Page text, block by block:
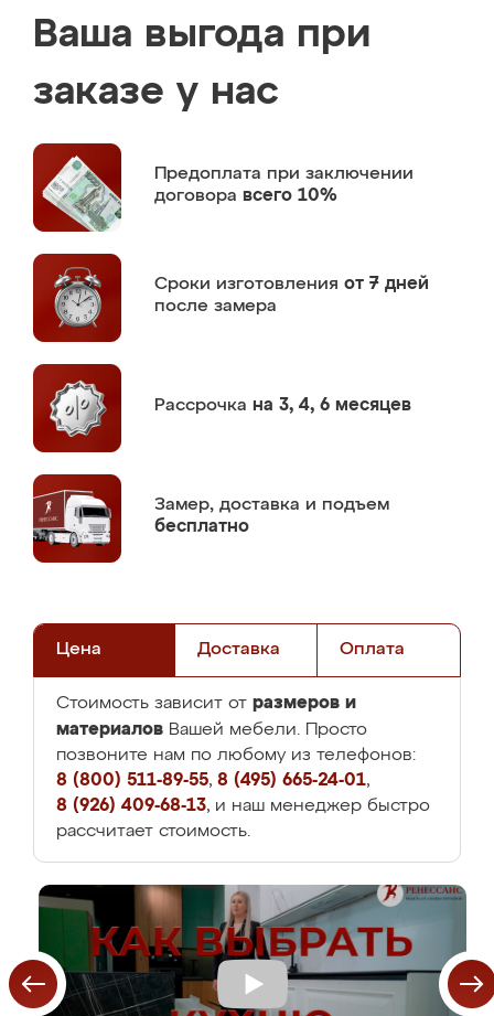
Ваша выгода при
заказе у нас
Предоплата при заключении
договора всего 10%
Сроки изготовления от 7 дней
после замера
Рассрочка на 3, 4, 6 месяцев
Замер, доставка и подъем
бесплатно
Цена Доставка Оплата
Стоимость зависит от размеров и
материалов Вашей мебели. Просто
позвоните нам по любому из телефонов:
8 (800) 511-89-55, 8 (495) 665-24-01,
8 (926) 409-68-13, и наш менеджер быстро
рассчитает стоимость.